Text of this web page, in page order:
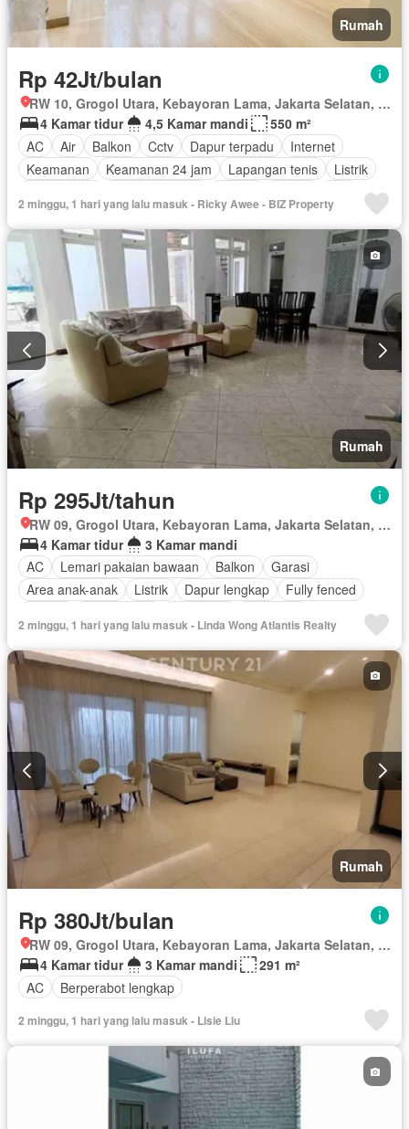
Rumah
Rp 42Jt/bulan
RW 10, Grogol Utara, Kebayoran Lama, Jakarta Selatan, Daerah Khusus Ibukota Jakarta
4 Kamar tidur
4,5 Kamar mandi
550 m²
AC
Air Balkon Cctv Dapur terpadu
Internet
Keamanan
Keamanan 24 jam Lapangan tenis
Listrik
Berperabot lengkap
2 minggu, 1 hari yang lalu masuk - Ricky Awee - BIZ Property
Rumah
Rp 295Jt/tahun
RW 09, Grogol Utara, Kebayoran Lama, Jakarta Selatan, Daerah Khusus Ibukota Jakarta
4 Kamar tidur
3 Kamar mandi
AC
Lemari pakaian bawaan Balkon
Garasi
Area anak-anak
Listrik Dapur lengkap
Fully fenced
Outdoor entertaining area
Halaman
Ruang layanan
Berperabot lengkap
2 minggu, 1 hari yang lalu masuk - Linda Wong Atlantis Realty
Rumah
Rp 380Jt/bulan
RW 09, Grogol Utara, Kebayoran Lama, Jakarta Selatan, Daerah Khusus Ibukota Jakarta
4 Kamar tidur
3 Kamar mandi
291 m²
AC
Berperabot lengkap
2 minggu, 1 hari yang lalu masuk - Lisie Liu